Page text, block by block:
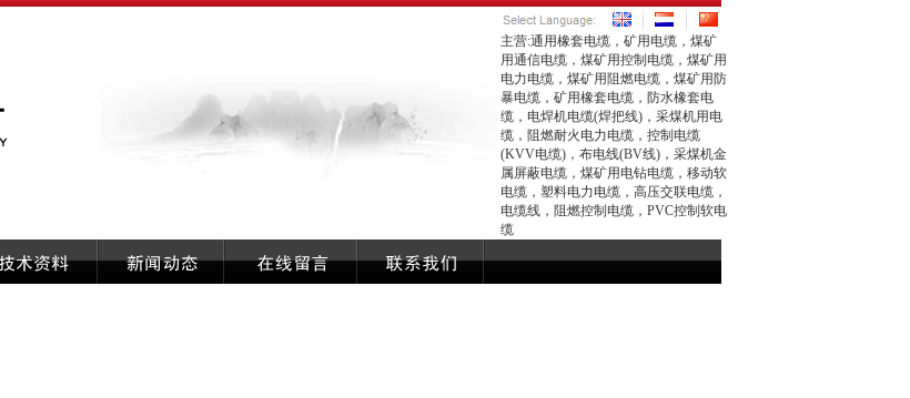
主营:通用橡套电缆，矿用电缆，煤矿
用通信电缆，煤矿用控制电缆，煤矿用
电力电缆，煤矿用阻燃电缆，煤矿用防
暴电缆，矿用橡套电缆，防水橡套电
缆，电焊机电缆(焊把线)，采煤机用电
缆，阻燃耐火电力电缆，控制电缆
(KVV电缆)，布电线(BV线)，采煤机金
属屏蔽电缆，煤矿用电钻电缆，移动软
电缆，塑料电力电缆，高压交联电缆，
电缆线，阻燃控制电缆，PVC控制软电
缆